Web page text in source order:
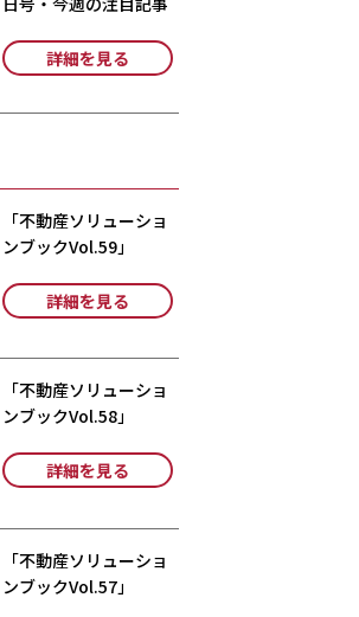
詳細を見る
「不動産ソリューショ
ンブックVol.59」
詳細を見る
「不動産ソリューショ
ンブックVol.58」
詳細を見る
「不動産ソリューショ
ンブックVol.57」